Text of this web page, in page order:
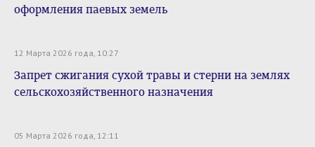
оформления паевых земель
12 Марта 2026 года, 10:27
Запрет сжигания сухой травы и стерни на землях
сельскохозяйственного назначения
05 Марта 2026 года, 12:11